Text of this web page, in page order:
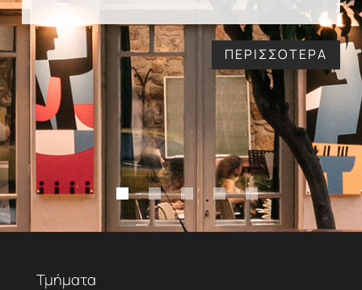
ΠΕΡΙΣΣΟΤΕΡΑ
Τμήματα